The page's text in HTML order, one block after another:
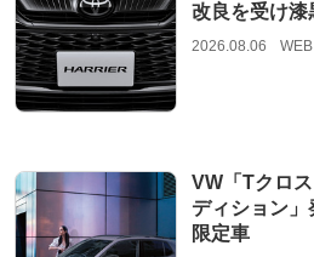
改良を受け漆
2026.08.06
VW「Tクロ
ディション
限定車